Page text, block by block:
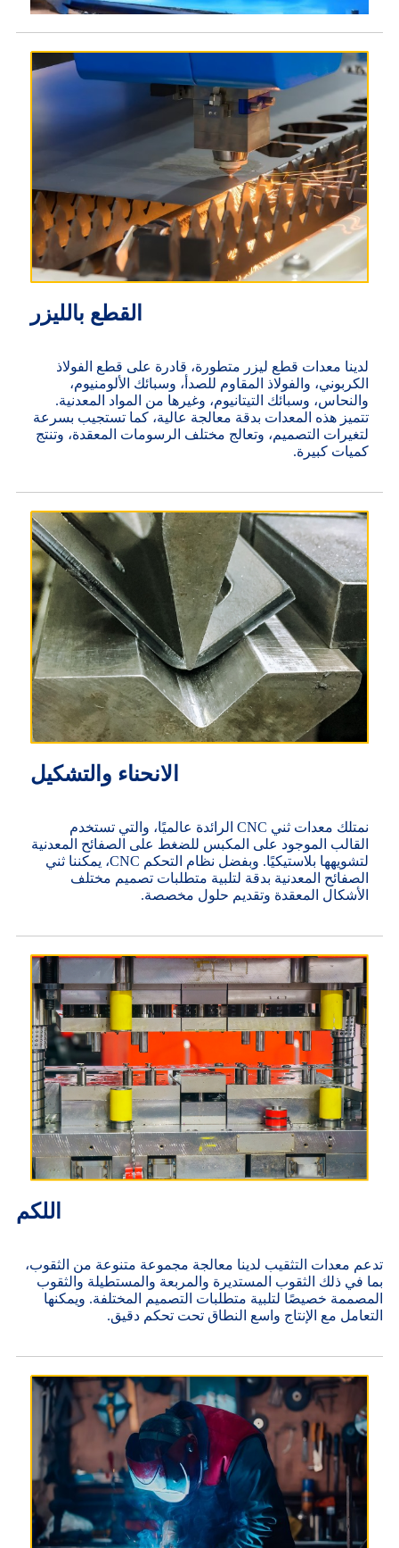
القطع بالليزر
لدينا معدات قطع ليزر متطورة، قادرة على قطع الفولاذ
الكربوني، والفولاذ المقاوم للصدأ، وسبائك الألومنيوم،
والنحاس، وسبائك التيتانيوم، وغيرها من المواد المعدنية.
تتميز هذه المعدات بدقة معالجة عالية، كما تستجيب بسرعة
لتغيرات التصميم، وتعالج مختلف الرسومات المعقدة، وتنتج
كميات كبيرة.
الانحناء والتشكيل
نمتلك معدات ثني CNC الرائدة عالميًا، والتي تستخدم
القالب الموجود على المكبس للضغط على الصفائح المعدنية
لتشويهها بلاستيكيًا. وبفضل نظام التحكم CNC، يمكننا ثني
الصفائح المعدنية بدقة لتلبية متطلبات تصميم مختلف
الأشكال المعقدة وتقديم حلول مخصصة.
اللكم
تدعم معدات التثقيب لدينا معالجة مجموعة متنوعة من الثقوب،
بما في ذلك الثقوب المستديرة والمربعة والمستطيلة والثقوب
المصممة خصيصًا لتلبية متطلبات التصميم المختلفة. ويمكنها
التعامل مع الإنتاج واسع النطاق تحت تحكم دقيق.